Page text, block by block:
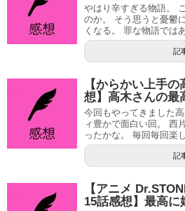
やはり辛すぎる物語。
のか。 そう思うと憂鬱
くなる。 罪な物語では
記
【からかい上手
想】高木さんの最
今回もやってきました
ィ豊かで面白い回。 西
ったかな。 毎回毎回楽
記
【アニメ
15話感想】最高に